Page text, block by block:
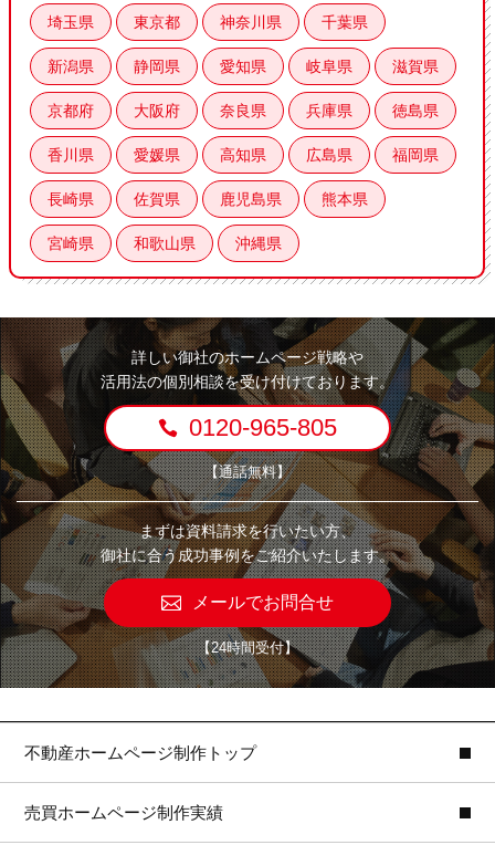
埼玉県 東京都 神奈川県 千葉県
新潟県 静岡県 愛知県 岐阜県 滋賀県
京都府 大阪府 奈良県 兵庫県 徳島県
香川県 愛媛県 高知県 広島県 福岡県
長崎県 佐賀県 鹿児島県 熊本県
宮崎県 和歌山県 沖縄県
詳しい御社のホームページ戦略や
活用法の個別相談を受け付けております。
0120-965-805
【通話無料】
まずは資料請求を行いたい方、
御社に合う成功事例をご紹介いたします。
メールでお問合せ
【24時間受付】
不動産ホームページ制作トップ
売買ホームページ制作実績